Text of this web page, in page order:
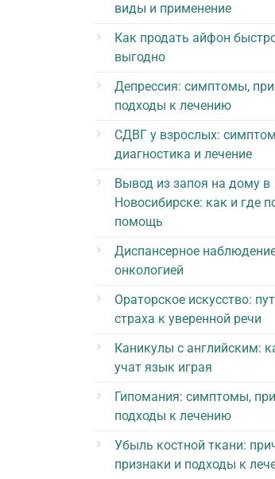
виды и применение
Как продать айфон
выгодно
Депрессия: симптомы,
подходы к лечению
СДВГ у взрослых:
диагностика и лечение
Вывод из запоя на дому в
Новосибирске: как и где
помощь
Диспансерное
онкологией
Ораторское искусство:
страха к уверенной речи
Каникулы с английским:
учат язык играя
Гипомания: симптомы,
подходы к лечению
Убыль костной ткани:
признаки и подходы к